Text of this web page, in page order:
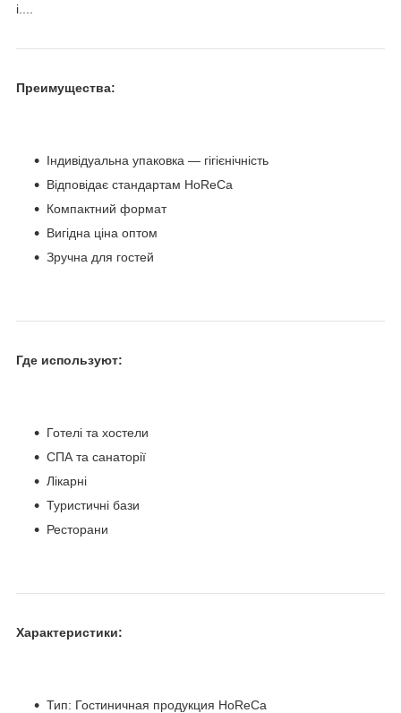
і....
Преимущества:
Індивідуальна упаковка — гігієнічність
Відповідає стандартам HoReCa
Компактний формат
Вигідна ціна оптом
Зручна для гостей
Где используют:
Готелі та хостели
СПА та санаторії
Лікарні
Туристичні бази
Ресторани
Характеристики:
Тип: Гостиничная продукция HoReCa